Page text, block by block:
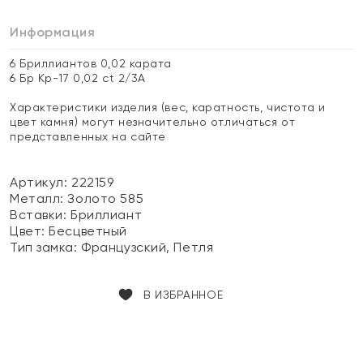
Информация
6 Бриллиантов 0,02 карата
6 Бр Кр-17 0,02 ct 2/3А
Характеристики изделия (вес, каратность, чистота и
цвет камня) могут незначительно отличаться от
представленных на сайте
Артикул: 222159
Металл:Золото 585
Вставки:Бриллиант
Цвет:Бесцветный
Тип замка: Французский, Петля
В ИЗБРАННОЕ